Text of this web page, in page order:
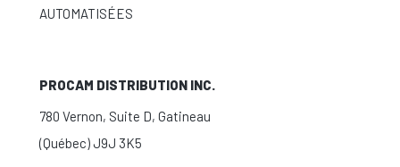
AUTOMATISÉES
PROCAM DISTRIBUTION INC.
780 Vernon, Suite D, Gatineau
(Québec) J9J 3K5